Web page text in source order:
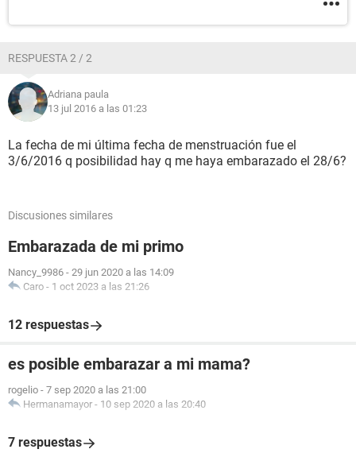
RESPUESTA 2 / 2
Adriana paula
13 jul 2016 a las 01:23
La fecha de mi última fecha de menstruación fue el
3/6/2016 q posibilidad hay q me haya embarazado el 28/6?
Discusiones similares
Embarazada de mi primo
Nancy_9986 - 29 jun 2020 a las 14:09
Caro - 1 oct 2023 a las 21:26
12 respuestas
es posible embarazar a mi mama?
rogelio - 7 sep 2020 a las 21:00
Hermanamayor - 10 sep 2020 a las 20:40
7 respuestas